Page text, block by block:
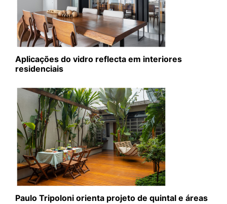
Aplicações do vidro reflecta em interiores
residenciais
Paulo Tripoloni orienta projeto de quintal e áreas